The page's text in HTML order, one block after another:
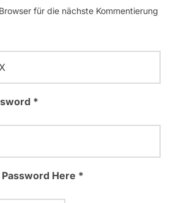
für die nächste Kommentierung
*
Here *